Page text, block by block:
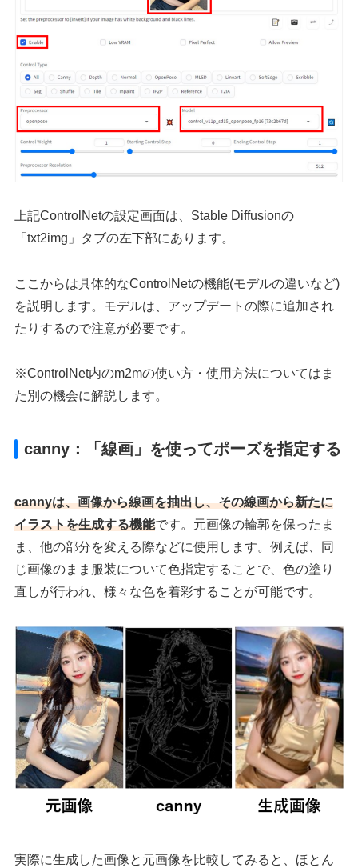
上記ControlNetの設定画面は、Stable Diffusionの
「txt2img」タブの左下部にあります。
ここからは具体的なControlNetの機能(モデルの違いなど)
を説明します。モデルは、アップデートの際に追加され
たりするので注意が必要です。
※ControlNet内のm2mの使い方・使用方法についてはま
た別の機会に解説します。
canny：「線画」を使ってポーズを指定する
cannyは、画像から線画を抽出し、その線画から新たに
イラストを生成する機能です。元画像の輪郭を保ったま
ま、他の部分を変える際などに使用します。例えば、同
じ画像のまま服装について色指定することで、色の塗り
直しが行われ、様々な色を着彩することが可能です。
実際に生成した画像と元画像を比較してみると、ほとん